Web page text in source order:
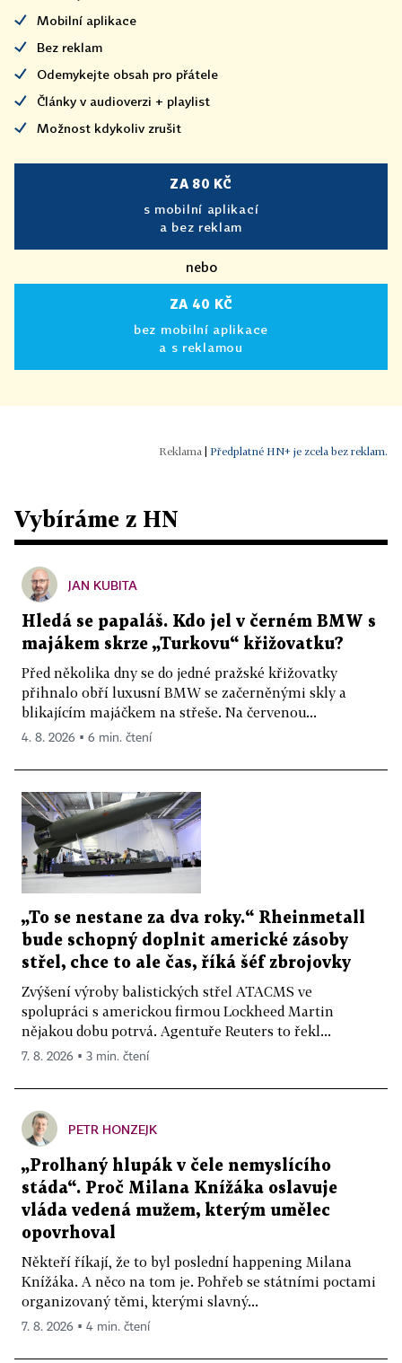
Mobilní aplikace
Bez reklam
Odemykejte obsah pro přátele
Články v audioverzi + playlist
Možnost kdykoliv zrušit
ZA 80 KČ
s mobilní aplikací
a bez reklam
nebo
ZA 40 KČ
bez mobilní aplikace
a s reklamou
Předplatné HN+ je zcela bez reklam.
Vybíráme z HN
JAN KUBITA
Hledá se papaláš. Kdo jel v černém BMW s
majákem skrze „Turkovu“ křižovatku?
Před několika dny se do jedné pražské křižovatky
přihnalo obří luxusní BMW se začerněnými skly a
blikajícím majáčkem na střeše. Na červenou...
4. 8. 2026 ▪ 6 min. čtení
„To se nestane za dva roky.“ Rheinmetall
bude schopný doplnit americké zásoby
střel, chce to ale čas, říká šéf zbrojovky
Zvýšení výroby balistických střel ATACMS ve
spolupráci s americkou firmou Lockheed Martin
nějakou dobu potrvá. Agentuře Reuters to řekl...
7. 8. 2026 ▪ 3 min. čtení
PETR HONZEJK
„Prolhaný hlupák v čele nemyslícího
stáda“. Proč Milana Knížáka oslavuje
vláda vedená mužem, kterým umělec
opovrhoval
Někteří říkají, že to byl poslední happening Milana
Knížáka. A něco na tom je. Pohřeb se státními poctami
organizovaný těmi, kterými slavný...
7. 8. 2026 ▪ 4 min. čtení